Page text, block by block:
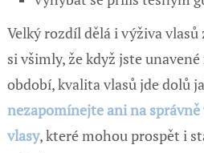
Velký rozdíl dělá i výživa
si všimly, že když jste
období, kvalita vlasů jde dolů
nezapomínejte ani na
vlasy, které mohou prospět i